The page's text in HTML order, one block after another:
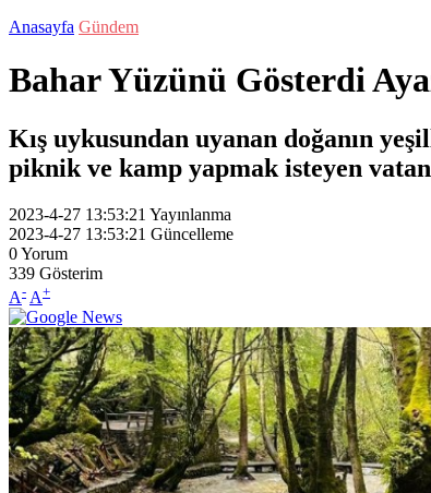
Anasayfa Gündem
Bahar Yüzünü Gösterdi
Kış uykusundan uyanan doğanın
piknik ve kamp yapmak isteyen
2023-4-27 13:53:21 Yayınlanma
2023-4-27 13:53:21 Güncelleme
0Yorum
339 Gösterim
A- A+